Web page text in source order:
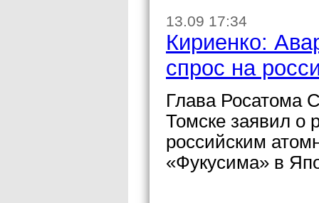
13.09 17:34
Кириенко:
спрос на
Глава Росатома
Томске заявил о
российским
«Фукусима» в